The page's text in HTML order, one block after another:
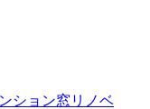
ション窓リノベ